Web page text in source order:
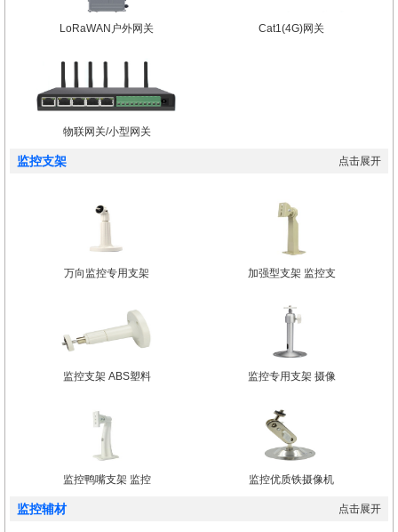
LoRaWAN户外网关 Cat1(4G)网关
物联网关/小型网关
监控支架 点击展开
万向监控专用支架 加强型支架 监控支
监控支架 ABS塑料 监控专用支架 摄像
监控鸭嘴支架 监控 监控优质铁摄像机
监控辅材 点击展开